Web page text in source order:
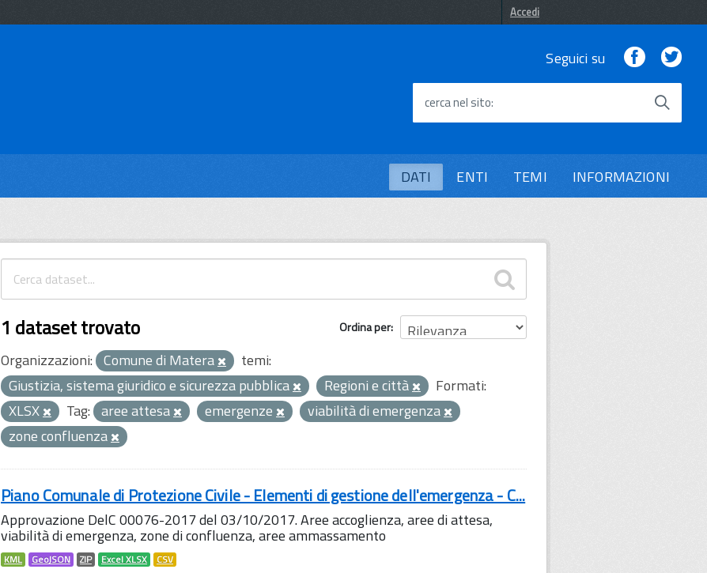
Accedi
Seguici su Facebook
cerca nel sito
DATI ENTI TEMI INFORMAZIONI
Ordina per
1 dataset trovato
Organizzazioni: Comune di Matera
temi:
Giustizia, sistema giuridico e sicurezza pubblica
Regioni e città
Formati:
XLSX
Tag: aree attesa emergenze
viabilità di emergenza
zone confluenza
Piano Comunale di Protezione Civile - Elementi di gestione dell'emergenza - C...
Approvazione DelC 00076-2017 del 03/10/2017. Aree accoglienza, aree di attesa,
viabilità di emergenza, zone di confluenza, aree ammassamento
KML GeoJSON ZIP Excel XLSX CSV